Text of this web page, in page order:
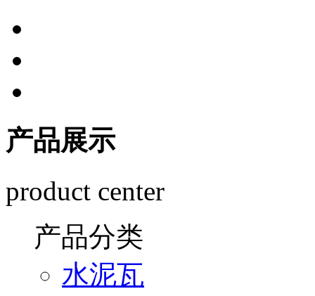
产品展示
product center
产品分类
水泥瓦